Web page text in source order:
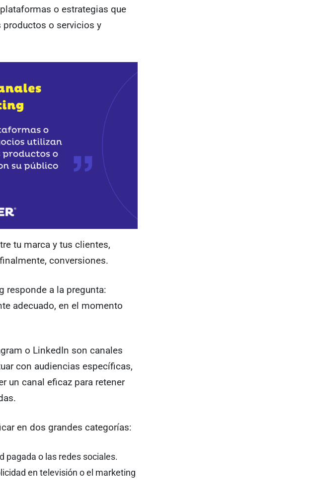
o estrategias que
o servicios y
tu marca y tus clientes,
conversiones.
responde a la pregunta:
adecuado, en el momento
o LinkedIn son canales
con audiencias específicas,
un canal eficaz para retener
en dos grandes categorías:
pagada o las redes sociales.
en televisión o el marketing